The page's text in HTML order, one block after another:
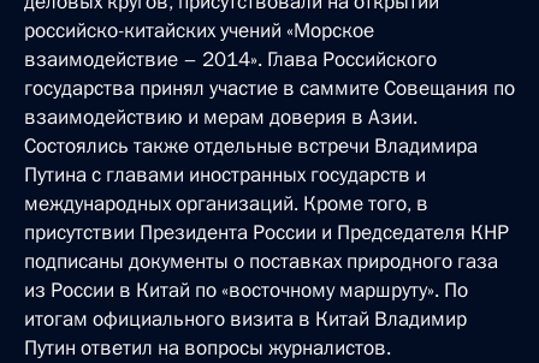
российско-китайских учений «Морское
взаимодействие – 2014». Глава Российского
государства принял участие в саммите Совещания по
взаимодействию и мерам доверия в Азии.
Состоялись также отдельные встречи Владимира
Путина с главами иностранных государств и
международных организаций. Кроме того, в
присутствии Президента России и Председателя КНР
подписаны документы о поставках природного газа
из России в Китай по «восточному маршруту». По
итогам официального визита в Китай Владимир
Путин ответил на вопросы журналистов.